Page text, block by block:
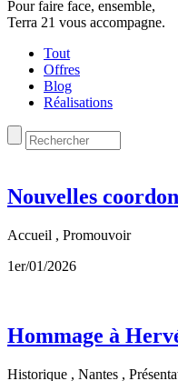
Pour faire face, ensemble,
Terra 21 vous accompagne.
Tout
Offres
Blog
Réalisations
Nouvelles
Accueil , Promouvoir
1er/01/2026
Hommage à
Historique , Nantes ,